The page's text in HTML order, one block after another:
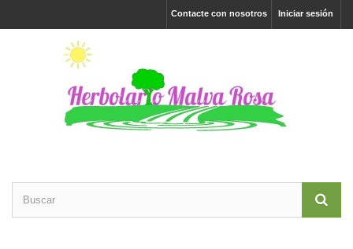
Iniciar sesión
Contacte con nosotros